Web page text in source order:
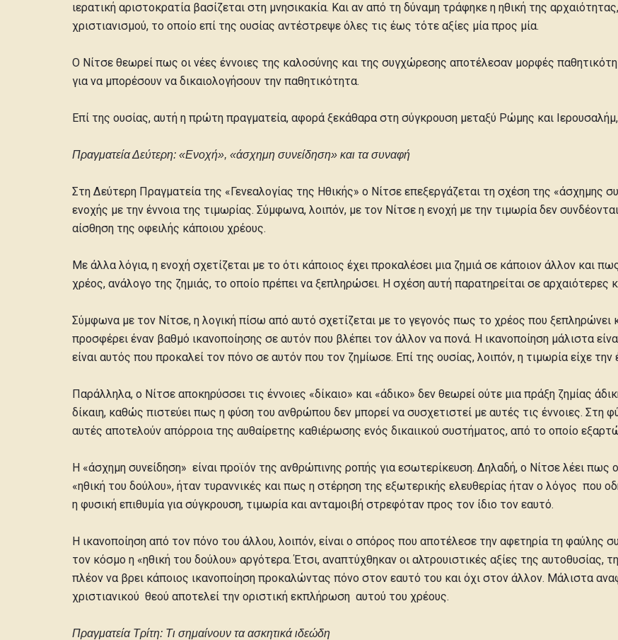
ιερατική αριστοκρατία βασίζεται στη μνησικακία. Και αν από τη δύναμη τράφηκε η ηθική της
χριστιανισμού, το οποίο επί της ουσίας αντέστρεψε όλες τις έως τότε αξίες μία προς μία.
Ο Νίτσε θεωρεί πως οι νέες έννοιες της καλοσύνης και της συγχώρεσης αποτέλεσαν μορφές
για να μπορέσουν να δικαιολογήσουν την παθητικότητα.
Επί της ουσίας, αυτή η πρώτη πραγματεία, αφορά ξεκάθαρα στη σύγκρουση μεταξύ Ρώμης και
Πραγματεία Δεύτερη: «Ενοχή», «άσχημη συνείδηση» και τα συναφή
Στη Δεύτερη Πραγματεία της «Γενεαλογίας της Ηθικής» ο Νίτσε επεξεργάζεται τη σχέση της «άσχημης
ενοχής με την έννοια της τιμωρίας. Σύμφωνα, λοιπόν, με τον Νίτσε η ενοχή με την τιμωρία δεν
αίσθηση της οφειλής κάποιου χρέους.
Με άλλα λόγια, η ενοχή σχετίζεται με το ότι κάποιος έχει προκαλέσει μια ζημιά σε κάποιον άλλον και
χρέος, ανάλογο της ζημιάς, το οποίο πρέπει να ξεπληρώσει. Η σχέση αυτή παρατηρείται σε αρχαιότερες
Σύμφωνα με τον Νίτσε, η λογική πίσω από αυτό σχετίζεται με το γεγονός πως το χρέος που ξεπληρώνει
προσφέρει έναν βαθμό ικανοποίησης σε αυτόν που βλέπει τον άλλον να πονά. Η ικανοποίηση μάλιστα
είναι αυτός που προκαλεί τον πόνο σε αυτόν που τον ζημίωσε. Επί της ουσίας, λοιπόν, η τιμωρία είχε
Παράλληλα, ο Νίτσε αποκηρύσσει τις έννοιες «δίκαιο» και «άδικο» δεν θεωρεί ούτε μια πράξη ζημίας
δίκαιη, καθώς πιστεύει πως η φύση του ανθρώπου δεν μπορεί να συσχετιστεί με αυτές τις έννοιες. Στη
αυτές αποτελούν απόρροια της αυθαίρετης καθιέρωσης ενός δικαιικού συστήματος, από το οποίο
Η «άσχημη συνείδηση» είναι προϊόν της ανθρώπινης ροπής για εσωτερίκευση. Δηλαδή, ο Νίτσε λέει πως
«ηθική του δούλου», ήταν τυραννικές και πως η στέρηση της εξωτερικής ελευθερίας ήταν ο λόγος που
η φυσική επιθυμία για σύγκρουση, τιμωρία και ανταμοιβή στρεφόταν προς τον ίδιο τον εαυτό.
Η ικανοποίηση από τον πόνο του άλλου, λοιπόν, είναι ο σπόρος που αποτέλεσε την αφετηρία τη φαύλης
τον κόσμο η «ηθική του δούλου» αργότερα. Έτσι, αναπτύχθηκαν οι αλτρουιστικές αξίες της αυτοθυσίας,
πλέον να βρει κάποιος ικανοποίηση προκαλώντας πόνο στον εαυτό του και όχι στον άλλον. Μάλιστα
χριστιανικού θεού αποτελεί την οριστική εκπλήρωση αυτού του χρέους.
Πραγματεία Τρίτη: Τι σημαίνουν τα ασκητικά ιδεώδη